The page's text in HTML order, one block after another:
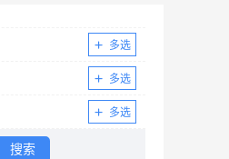
多选
多选
多选
搜索